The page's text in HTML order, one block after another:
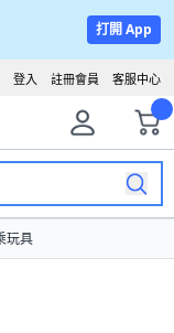
打開 App
客服中心
註冊會員
登入
玩具